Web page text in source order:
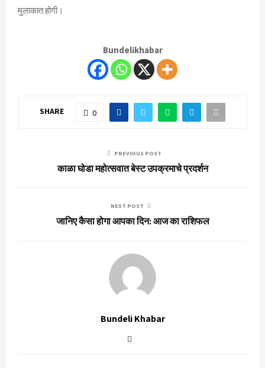
मुलाकात होगी।
Bundelikhabar
SHARE 0
PREVIOUS POST
काळा घोडा महोत्सवात बेस्ट उपक्रमाचे प्रदर्शन
NEXT POST
जानिए कैसा होगा आपका दिन: आज का राशिफल
Bundeli Khabar